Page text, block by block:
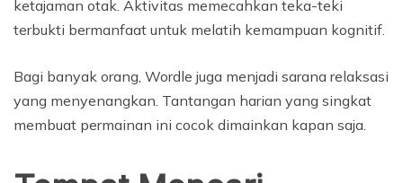
ketajaman otak. Aktivitas memecahkan teka-teki
terbukti bermanfaat untuk melatih kemampuan kognitif.
Bagi banyak orang, Wordle juga menjadi sarana relaksasi
yang menyenangkan. Tantangan harian yang singkat
membuat permainan ini cocok dimainkan kapan saja.